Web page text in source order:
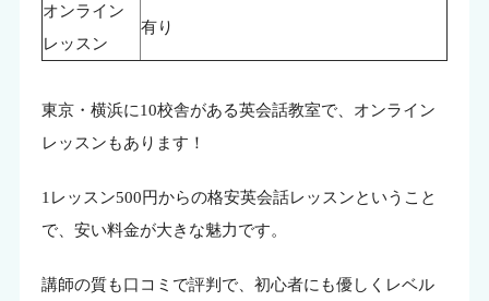
オンライン
レッスン
有り
東京・横浜に10校舎がある英会話教室で、オンライン
レッスンもあります！
1レッスン500円からの格安英会話レッスンということ
で、安い料金が大きな魅力です。
講師の質も口コミで評判で、初心者にも優しくレベル